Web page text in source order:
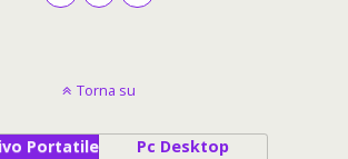
Torna su
Portatile Pc Desktop